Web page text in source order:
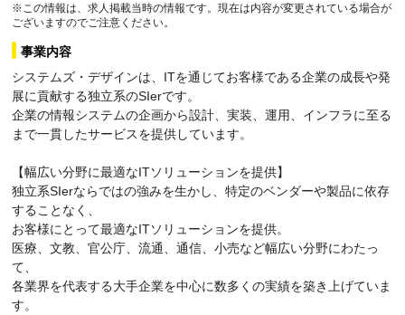
※この情報は、求人掲載当時の情報です。現在は内容が変更されている場合が
ございますのでご注意ください。
事業内容
システムズ・デザインは、ITを通じてお客様である企業の成長や発
展に貢献する独立系のSIerです。
企業の情報システムの企画から設計、実装、運用、インフラに至る
まで一貫したサービスを提供しています。
【幅広い分野に最適なITソリューションを提供】
独立系SIerならではの強みを生かし、特定のベンダーや製品に依存
することなく、
お客様にとって最適なITソリューションを提供。
医療、文教、官公庁、流通、通信、小売など幅広い分野にわたっ
て、
各業界を代表する大手企業を中心に数多くの実績を築き上げていま
す。